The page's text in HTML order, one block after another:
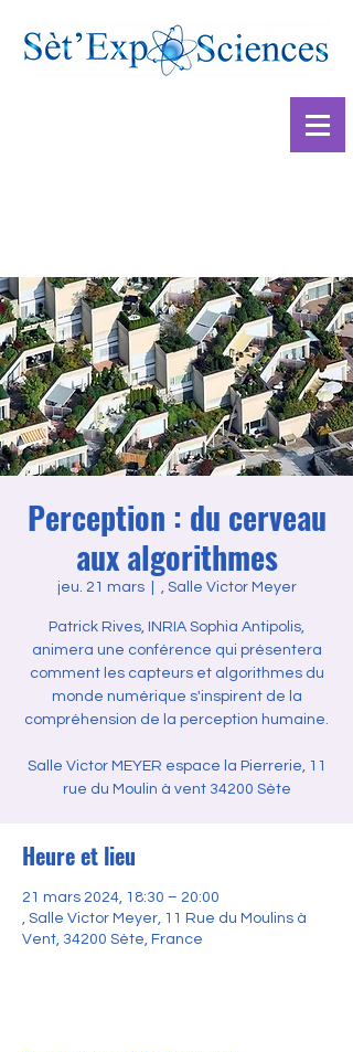
Perception : du cerveau
aux algorithmes
jeu. 21 mars
  |
, Salle Victor Meyer
Patrick Rives, INRIA Sophia Antipolis,
animera une conférence qui présentera
comment les capteurs et algorithmes du
monde numérique s'inspirent de la
compréhension de la perception humaine.
Salle Victor MEYER espace la Pierrerie, 11
rue du Moulin à vent 34200 Sète
Heure et lieu
21 mars 2024, 18:30 – 20:00
, Salle Victor Meyer, 11 Rue du Moulins à
Vent, 34200 Sète, France